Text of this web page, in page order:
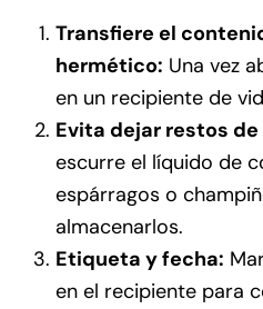
Transfiere el
hermético: Una vez
en un recipiente de
Evita dejar restos
escurre el líquido de
espárragos o
almacenarlos.
Etiqueta y fecha:
en el recipiente para